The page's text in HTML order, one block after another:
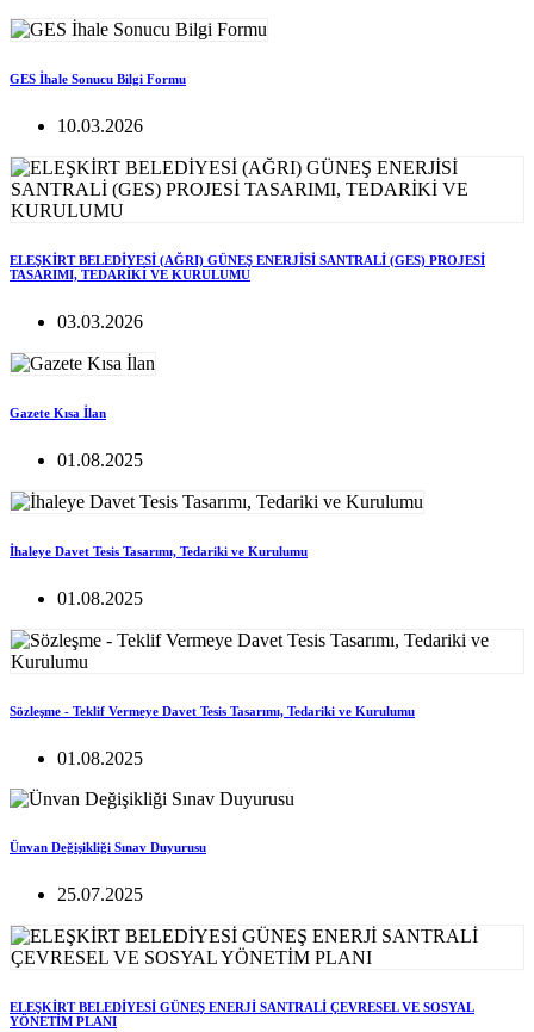
GES İhale Sonucu Bilgi Formu
10.03.2026
ELEŞKİRT BELEDİYESİ (AĞRI) GÜNEŞ ENERJİSİ SANTRALİ (GES) PROJESİ
TASARIMI, TEDARİKİ VE KURULUMU
03.03.2026
Gazete Kısa İlan
01.08.2025
İhaleye Davet Tesis Tasarımı, Tedariki ve Kurulumu
01.08.2025
Sözleşme - Teklif Vermeye Davet Tesis Tasarımı, Tedariki ve Kurulumu
01.08.2025
Ünvan Değişikliği Sınav Duyurusu
25.07.2025
ELEŞKİRT BELEDİYESİ GÜNEŞ ENERJİ SANTRALİ ÇEVRESEL VE SOSYAL
YÖNETİM PLANI